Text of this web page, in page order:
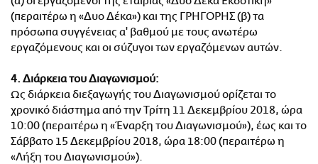
(περαιτέρω η «Δυο Δέκα») και της ΓΡΗΓΟΡΗΣ (β) τα
πρόσωπα συγγένειας α' βαθμού με τους ανωτέρω
εργαζόμενους και οι σύζυγοι των εργαζόμενων αυτών.
4. Διάρκεια του Διαγωνισμού:
Ως διάρκεια διεξαγωγής του Διαγωνισμού ορίζεται το
χρονικό διάστημα από την Τρίτη 11 Δεκεμβρίου 2018, ώρα
10:00 (περαιτέρω η «Έναρξη του Διαγωνισμού»), έως και τo
Σάββατο 15 Δεκεμβρίου 2018, ώρα 18:00 (περαιτέρω η
«Λήξη του Διαγωνισμού»).